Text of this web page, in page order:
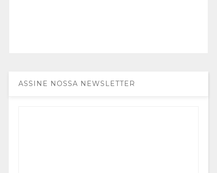
ASSINE NOSSA NEWSLETTER